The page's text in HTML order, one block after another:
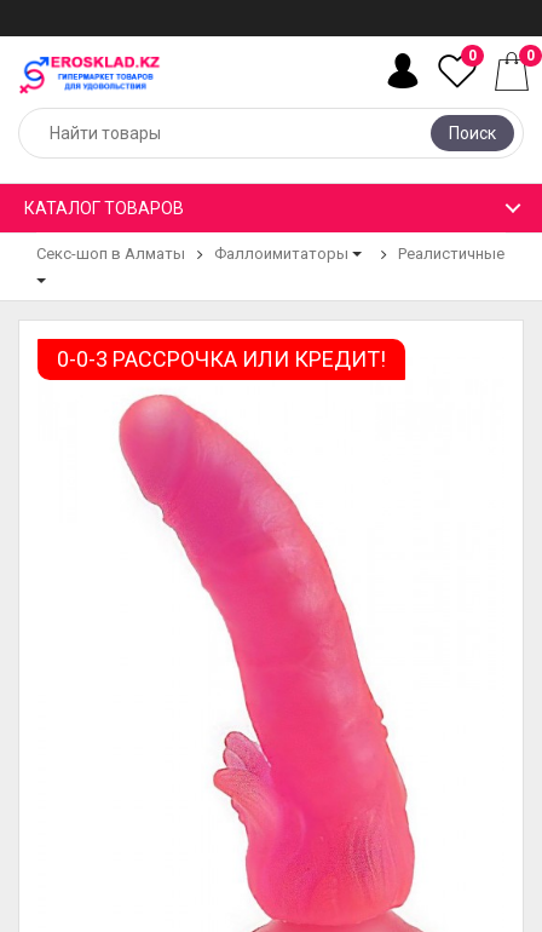
Поиск
0 0
КАТАЛОГ ТОВАРОВ
Секс-шоп в Алматы Фаллоимитаторы Реалистичные
0-0-3 РАССРОЧКА ИЛИ КРЕДИТ!